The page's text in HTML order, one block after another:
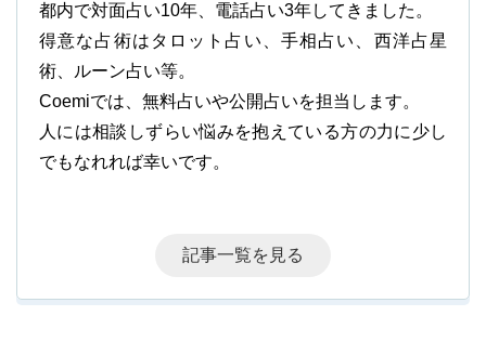
都内で対面占い10年、電話占い3年してきました。
得意な占術はタロット占い、手相占い、西洋占星
術、ルーン占い等。
Coemiでは、無料占いや公開占いを担当します。
人には相談しずらい悩みを抱えている方の力に少し
でもなれれば幸いです。
記事一覧を見る